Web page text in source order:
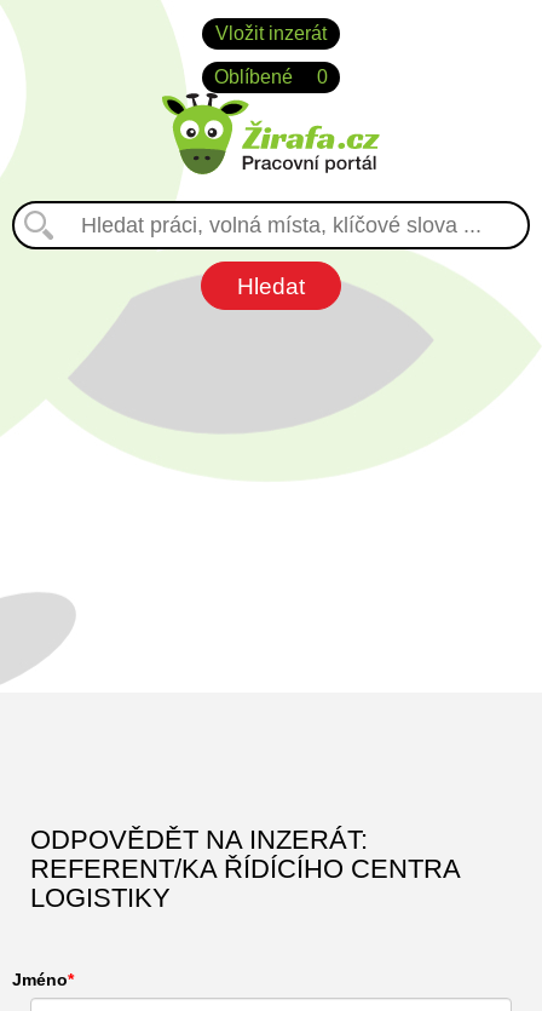
Vložit inzerát
Oblíbené 0
ODPOVĚDĚT NA INZERÁT:
REFERENT/KA ŘÍDÍCÍHO CENTRA
LOGISTIKY
Jméno